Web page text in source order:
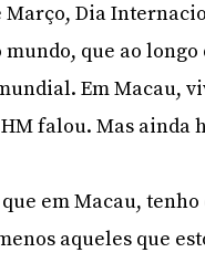
Março, Dia
que ao longo
Em Macau,
falou. Mas ainda
em Macau,
aqueles que